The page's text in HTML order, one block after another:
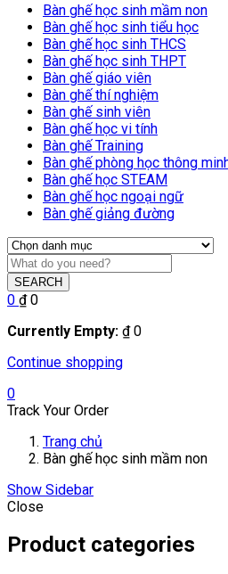
Bàn ghế học sinh mầm non
Bàn ghế học sinh tiểu học
Bàn ghế học sinh THCS
Bàn ghế học sinh THPT
Bàn ghế giáo viên
Bàn ghế thí nghiệm
Bàn ghế sinh viên
Bàn ghế học vi tính
Bàn ghế Training
Bàn ghế phòng học thông
Bàn ghế học STEAM
Bàn ghế học ngoại ngữ
Bàn ghế giảng đường
SEARCH
0 ₫0
Currently Empty: ₫0
Continue shopping
0
Track Your Order
Trang chủ
Bàn ghế học sinh mầm non
Show Sidebar
Close
Product categories